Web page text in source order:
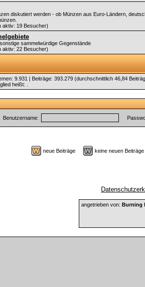
diskutiert werden - ob Münzen aus Euro-Ländern,
aktiv: 19 Besucher)
sammelwürdige Gegenstände
aktiv: 22 Besucher)
9.931 | Beiträge: 393.279 (durchschnittlich 46,84
heißt:
Benutzername:
neue Beiträge keine neuen
angetrieben von: Burning